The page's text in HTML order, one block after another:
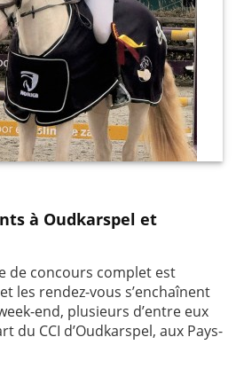
à Oudkarspel et
de concours complet est
les rendez-vous s’enchaînent
end, plusieurs d’entre eux
du CCI d’Oudkarspel, aux Pays-